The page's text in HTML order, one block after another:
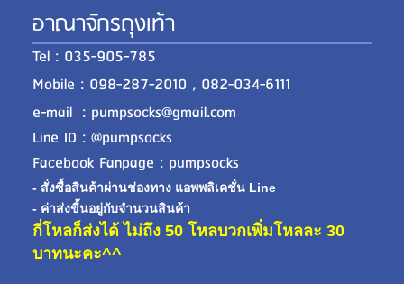
อาณาจักรถุงเท้า
Tel : 035-905-785
Mobile : 098-287-2010 , 082-034-6111
e-mail : pumpsocks@gmail.com
Line ID : @pumpsocks
Facebook Fanpage : pumpsocks
- สั่งซื้อสินค้าผ่านช่องทาง แอพพลิเคชั่น Line
- ค่าส่งขี้นอยู่กับจำนวนสินค้า
กี่โหลก็ส่งได้ ไม่ถึง 50 โหลบวกเพิ่มโหลละ 30
บาทนะคะ^^